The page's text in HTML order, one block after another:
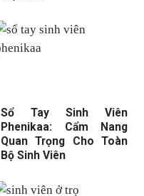
Sổ Tay Sinh Viên
Phenikaa: Cẩm Nang
Quan Trọng Cho Toàn
Bộ Sinh Viên